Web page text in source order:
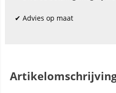
✔ Advies op maat